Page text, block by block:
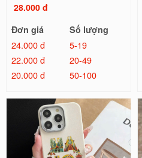
28.000 đ
Đơn giá
Số lượng
24.000 đ
5-19
22.000 đ
20-49
20.000 đ
50-100